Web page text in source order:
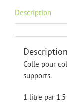
Description
Description
Colle pour
supports.
1 litre par 1.5